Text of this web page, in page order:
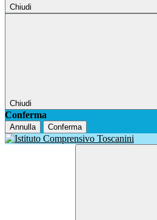
Chiudi
Chiudi
Conferma
Annulla Conferma